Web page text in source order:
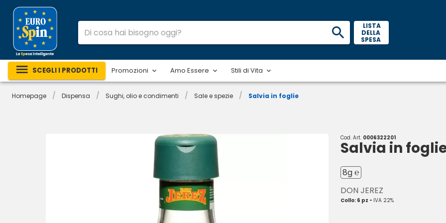
LISTA
DELLA
SPESA
SCEGLI I PRODOTTI Promozioni Amo Essere Stili di Vita
Homepage / Dispensa / Sughi, olio e condimenti / Sale e spezie / Salvia in foglie
Cod. Art. 0006322201
Salvia in
8g ℮
DON JEREZ
Collo: 6 pz - IVA 22%